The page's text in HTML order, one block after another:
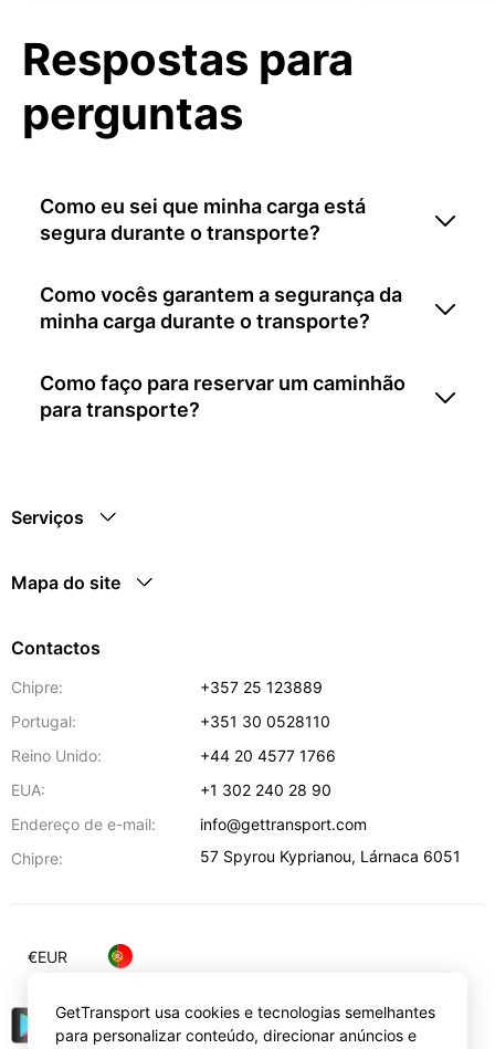
Respostas para
perguntas
Como eu sei que minha carga está
segura durante o transporte?
Como vocês garantem a segurança da
minha carga durante o transporte?
Como faço para reservar um caminhão
para transporte?
Serviços
Mapa do site
Contactos
Chipre:
+357 25 123889
Portugal:
+351 30 0528110
Reino Unido:
+44 20 4577 1766
EUA:
+1 302 240 28 90
Endereço de e-mail:
info@gettransport.com
Chipre:
57 Spyrou Kyprianou, Lárnaca 6051
€EUR
GetTransport usa cookies e tecnologias semelhantes
para personalizar conteúdo, direcionar anúncios e